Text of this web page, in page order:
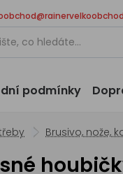
podmínky
Brusivo, nože,